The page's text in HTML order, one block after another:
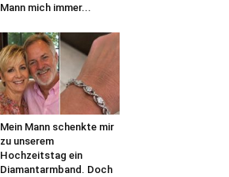
Mann mich immer...
Mein Mann schenkte mir
zu unserem
Hochzeitstag ein
Diamantarmband. Doch